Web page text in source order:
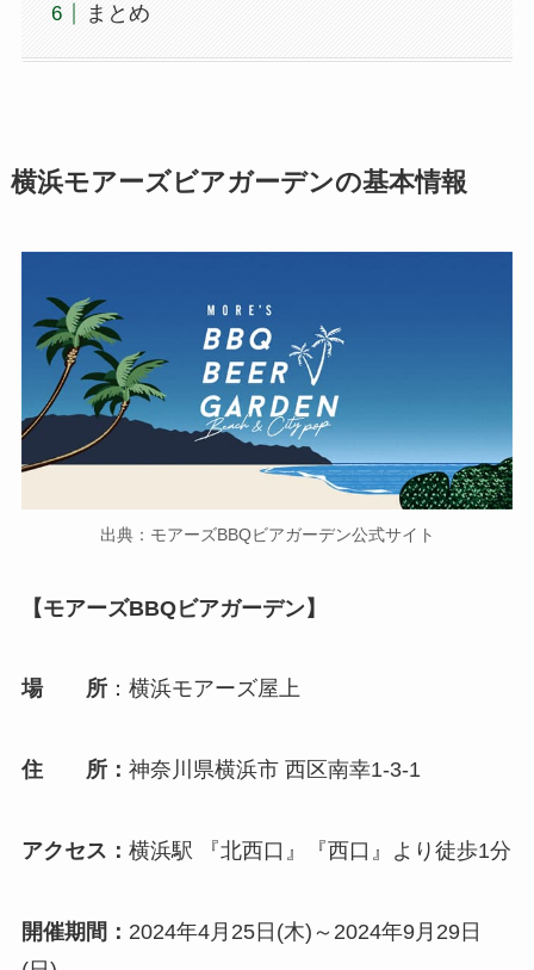
まとめ
横浜モアーズビアガーデンの基本情報
出典：モアーズBBQビアガーデン公式サイト
【モアーズBBQビアガーデン】
場 所：横浜モアーズ屋上
住 所： 神奈川県横浜市 西区南幸1-3-1
アクセス： 横浜駅 『北西口』『西口』より徒歩1分
開催期間： 2024年4月25日(木)～2024年9月29日